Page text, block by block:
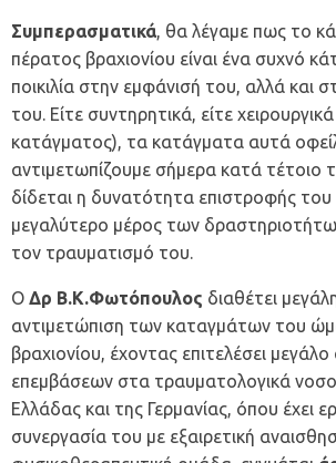
Συμπερασματικά, θα λέγαμε πως το
πέρατος βραχιονίου είναι ένα συχνό
ποικιλία στην εμφάνισή του, αλλά και
του. Είτε συντηρητικά, είτε
κατάγματος), τα κατάγματα αυτά
αντιμετωπίζουμε σήμερα κατά τέτοιο
δίδεται η δυνατότητα επιστροφής
μεγαλύτερο μέρος των
τον τραυματισμό του.
Ο Δρ Β.Κ.Φωτόπουλος διαθέτει
αντιμετώπιση των καταγμάτων του
βραχιονίου, έχοντας επιτελέσει μεγάλο
επεμβάσεων στα τραυματολογικά
Ελλάδας και της Γερμανίας, όπου έχει
συνεργασία του με εξαιρετική